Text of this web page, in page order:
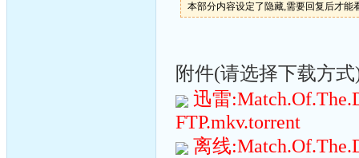
本部分内容设定了隐藏,需要回复后才能
附件(请选择下载方
迅雷
FTP.mkv.torrent
离线